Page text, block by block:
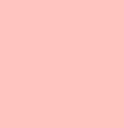
kan öka trycket på den
för USA gäller september.
of Japan lämnar räntebesked.
siffror så är det främst de
Ska den kunna göra det ännu
ju det som satte ordentligt fart